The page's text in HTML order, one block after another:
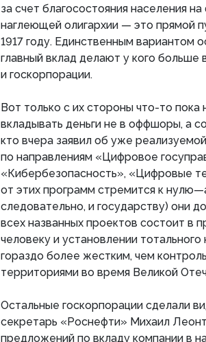
за счет благосостояния населения
наглеющей олигархии — это прямой
1917 году. Единственным вариантом
главный вклад делают у кого больше
и госкорпорации.
Вот только с их стороны что-то
вкладывать деньги не в оффшоры, а
кто вчера заявил об уже
по направлениям «Цифровое
«Кибербезопасность», «Цифровые
от этих программ стремится к
следовательно, и государству) они
всех названных проектов состоит в
человеку и установлении
гораздо более жестким, чем
территориями во время Великой
Остальные госкорпорации сделали
секретарь «Роснефти» Михаил
предложений по вкладу компании в